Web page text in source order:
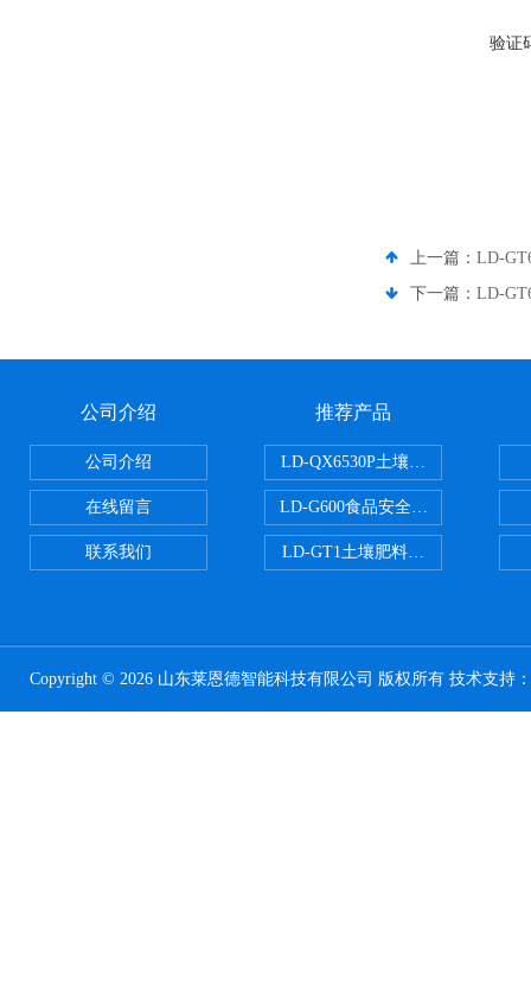
验证
上一篇： LD-
下一篇： LD-
公司介绍
公司介绍
在线留言
联系我们
推荐产品
LD-QX6530P土壤氧化还原电位检
LD-G600食品安全检测仪
LD-GT1土壤肥料养分检测仪
Copyright © 2026 山东莱恩德智能科技有限公司 版权所有 技术支持：